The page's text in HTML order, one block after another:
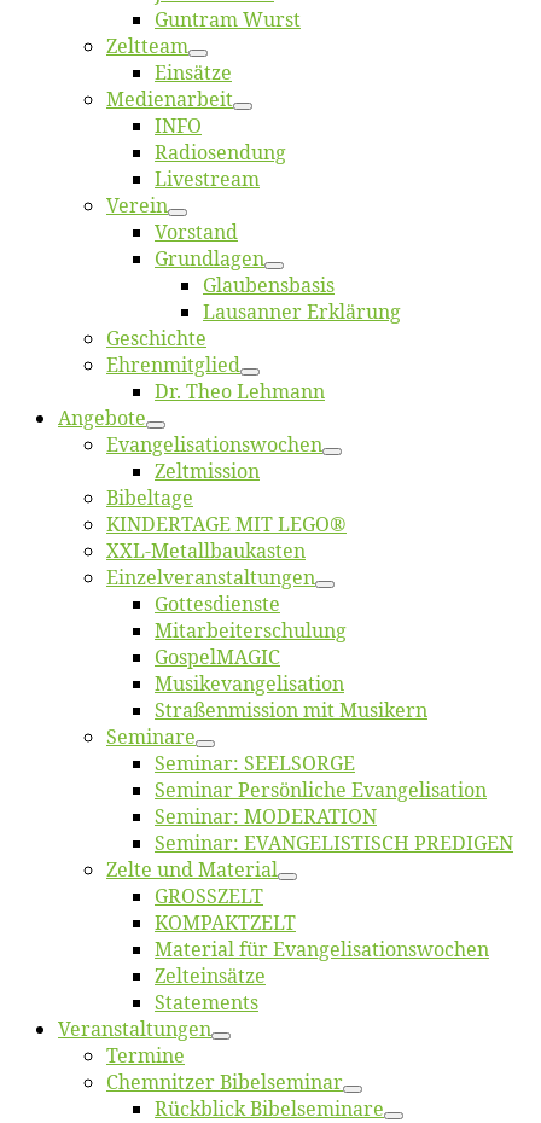
Gun­tram Wurst
Zelt­team
Ein­sät­ze
Me­di­en­ar­beit
INFO
Ra­dio­sen­dung
Live­stream
Ver­ein
Vor­stand
Grund­la­gen
Glaubens­ba­sis
Lausan­ner Erklärung
Ge­schich­te
Eh­ren­mit­glied
Dr. Theo Lehmann
An­ge­bo­te
Evangelisa­tions­wo­chen
Zelt­mis­si­on
Bi­bel­ta­ge
KINDERTAGE MIT LEGO®
XXL-Me­­tal­l­­bau­­kas­­ten
Einzelver­an­stal­tungen
Got­tes­diens­te
Mitarbeiter­schulung
Gos­pel­MA­GIC
Musikevan­ge­li­sa­tion
Straßenmis­sion mit Musikern
Se­mi­na­re
Se­mi­nar: SEELSORGE
Se­mi­nar Per­sön­li­che Evangelisation
Se­mi­nar: MODERATION
Se­mi­nar: EVANGELISTISCH PREDIGEN
Zel­te und Material
GROSSZELT
KOMPAKTZELT
Ma­te­ri­al für Evangelisationswochen
Zelt­ein­sät­ze
State­ments
Ver­an­stal­tun­gen
Ter­mi­ne
Chemnit­zer Bibelseminar
Rück­blick Bibelseminare